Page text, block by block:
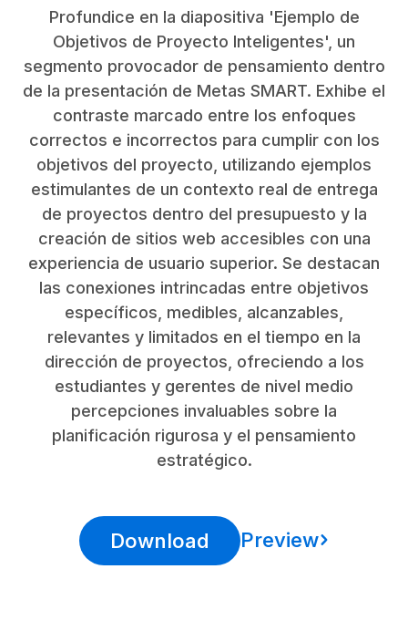
Profundice en la diapositiva 'Ejemplo de
Objetivos de Proyecto Inteligentes', un
segmento provocador de pensamiento dentro
de la presentación de Metas SMART. Exhibe el
contraste marcado entre los enfoques
correctos e incorrectos para cumplir con los
objetivos del proyecto, utilizando ejemplos
estimulantes de un contexto real de entrega
de proyectos dentro del presupuesto y la
creación de sitios web accesibles con una
experiencia de usuario superior. Se destacan
las conexiones intrincadas entre objetivos
específicos, medibles, alcanzables,
relevantes y limitados en el tiempo en la
dirección de proyectos, ofreciendo a los
estudiantes y gerentes de nivel medio
percepciones invaluables sobre la
planificación rigurosa y el pensamiento
estratégico.
Download Preview